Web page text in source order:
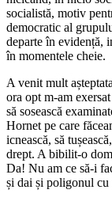
socialistă, motiv
democratic al
departe în evidență,
în momentele cheie.
A venit mult
ora opt m-am
să sosească
Hornet pe care
icnească, să
drept. A bibilit-o
Da! Nu am ce să-i
și dai și poligonul cu